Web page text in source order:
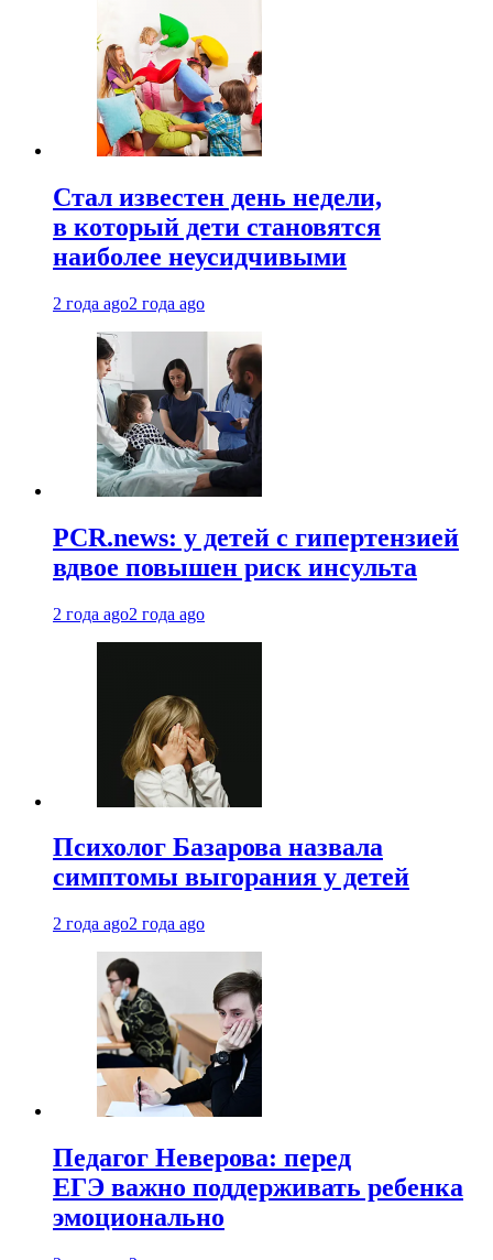
Стал известен день недели,
в который дети становятся
наиболее неусидчивыми
2 года ago2 года ago
PCR.news: у детей с гипертензией
вдвое повышен риск инсульта
2 года ago2 года ago
Психолог Базарова назвала
симптомы выгорания у детей
2 года ago2 года ago
Педагог Неверова: перед
ЕГЭ важно поддерживать ребенка
эмоционально